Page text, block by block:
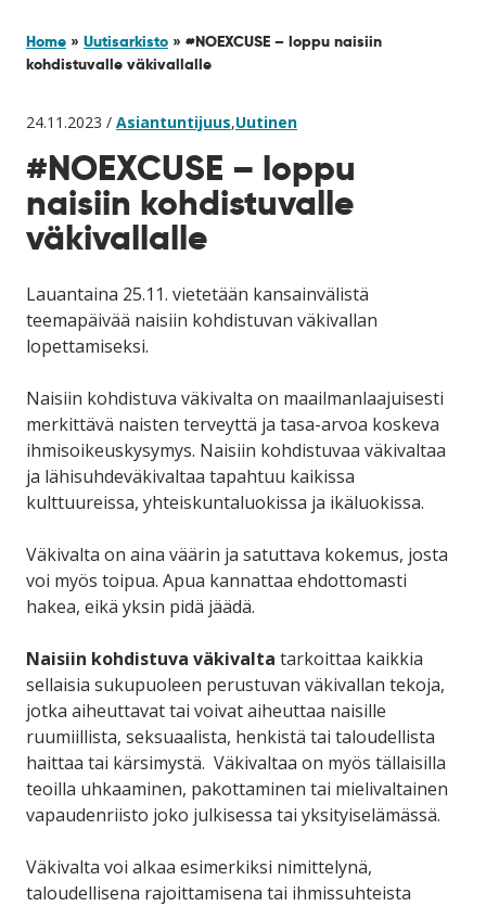
Home » Uutisarkisto » #NOEXCUSE – loppu naisiin
kohdistuvalle väkivallalle
24.11.2023 / Asiantuntijuus,Uutinen
#NOEXCUSE – loppu
naisiin kohdistuvalle
väkivallalle
Lauantaina 25.11. vietetään kansainvälistä
teemapäivää naisiin kohdistuvan väkivallan
lopettamiseksi.
Naisiin kohdistuva väkivalta on maailmanlaajuisesti
merkittävä naisten terveyttä ja tasa-arvoa koskeva
ihmisoikeuskysymys. Naisiin kohdistuvaa väkivaltaa
ja lähisuhdeväkivaltaa tapahtuu kaikissa
kulttuureissa, yhteiskuntaluokissa ja ikäluokissa.
Väkivalta on aina väärin ja satuttava kokemus, josta
voi myös toipua. Apua kannattaa ehdottomasti
hakea, eikä yksin pidä jäädä.
Naisiin kohdistuva väkivalta tarkoittaa kaikkia
sellaisia sukupuoleen perustuvan väkivallan tekoja,
jotka aiheuttavat tai voivat aiheuttaa naisille
ruumiillista, seksuaalista, henkistä tai taloudellista
haittaa tai kärsimystä. Väkivaltaa on myös tällaisilla
teoilla uhkaaminen, pakottaminen tai mielivaltainen
vapaudenriisto joko julkisessa tai yksityiselämässä.
Väkivalta voi alkaa esimerkiksi nimittelynä,
taloudellisena rajoittamisena tai ihmissuhteista